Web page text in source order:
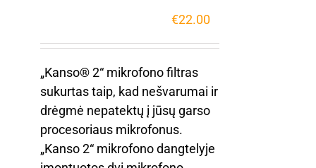
€22.00
„Kanso® 2“ mikrofono filtras
sukurtas taip, kad nešvarumai ir
drėgmė nepatektų į jūsų garso
procesoriaus mikrofonus.
„Kanso 2“ mikrofono dangtelyje